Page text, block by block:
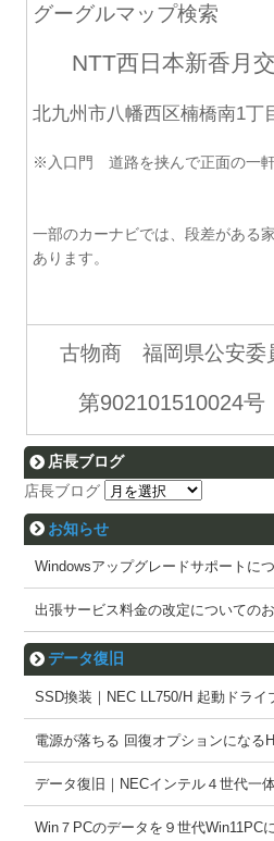
グーグルマップ検索
NTT西日本新香月
北九州市八幡西区楠橋南1丁
※入口門 道路を挟んで正面の一
一部のカーナビでは、段差がある
あります。
古物商 福岡県公安委
第902101510024号
店長ブログ
店長ブログ
お知らせ
Windowsアップグレードサポートに
出張サービス料金の改定についての
データ復旧
SSD換装｜NEC LL750/H 起動ドライ
電源が落ちる 回復オプションになる
データ復旧｜NECインテル４世代一
Win７PCのデータを９世代Win11PC